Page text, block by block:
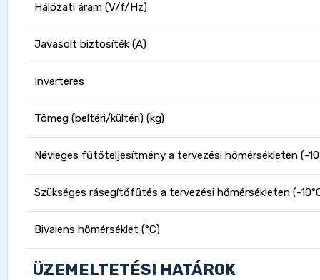
Hálózati áram (V/f/Hz)
Javasolt biztosíték (A)
Inverteres
Tömeg (beltéri/kültéri) (kg)
Névleges fűtőteljesítmény a tervezési hőmérsékleten (-
Szükséges rásegítőfűtés a tervezési hőmérsékleten (-
Bivalens hőmérséklet (°C)
ÜZEMELTETÉSI HATÁROK